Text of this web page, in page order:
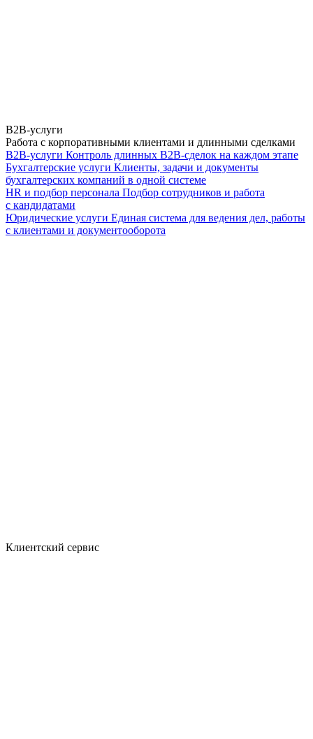
B2B-услуги
Работа с корпоративными клиентами и длинными сделками
B2B-услуги Контроль длинных B2B-сделок на каждом этапе
Бухгалтерские услуги Клиенты, задачи и документы
бухгалтерских компаний в одной системе
HR и подбор персонала Подбор сотрудников и работа
с кандидатами
Юридические услуги Единая система для ведения дел, работы
с клиентами и документооборота
Клиентский сервис